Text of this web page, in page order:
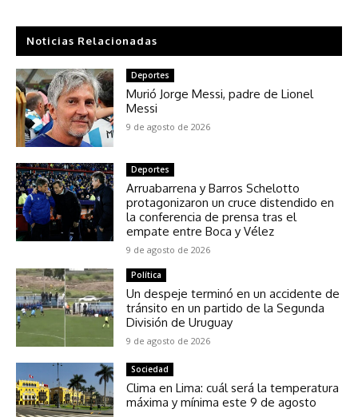
Noticias Relacionadas
Deportes
Murió Jorge Messi, padre de Lionel
Messi
9 de agosto de 2026
Deportes
Arruabarrena y Barros Schelotto
protagonizaron un cruce distendido en
la conferencia de prensa tras el
empate entre Boca y Vélez
9 de agosto de 2026
Política
Un despeje terminó en un accidente de
tránsito en un partido de la Segunda
División de Uruguay
9 de agosto de 2026
Sociedad
Clima en Lima: cuál será la temperatura
máxima y mínima este 9 de agosto